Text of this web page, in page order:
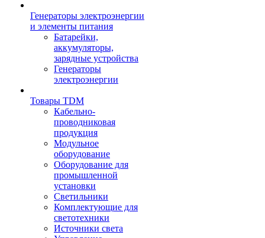
Генераторы электроэнергии
и элементы питания
Батарейки,
аккумуляторы,
зарядные устройства
Генераторы
электроэнергии
Товары TDM
Кабельно-
проводниковая
продукция
Модульное
оборудование
Оборудование для
промышленной
установки
Светильники
Комплектующие для
светотехники
Источники света